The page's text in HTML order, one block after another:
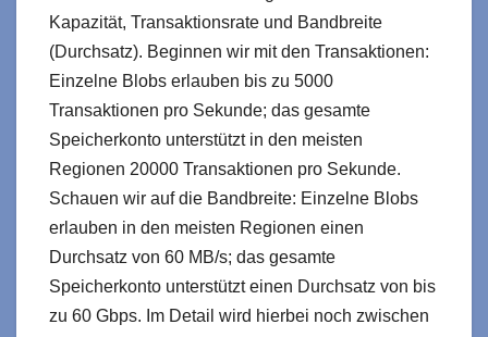
Kapazität, Transaktionsrate und Bandbreite
(Durchsatz). Beginnen wir mit den Transaktionen:
Einzelne Blobs erlauben bis zu 5000
Transaktionen pro Sekunde; das gesamte
Speicherkonto unterstützt in den meisten
Regionen 20000 Transaktionen pro Sekunde.
Schauen wir auf die Bandbreite: Einzelne Blobs
erlauben in den meisten Regionen einen
Durchsatz von 60 MB/s; das gesamte
Speicherkonto unterstützt einen Durchsatz von bis
zu 60 Gbps. Im Detail wird hierbei noch zwischen